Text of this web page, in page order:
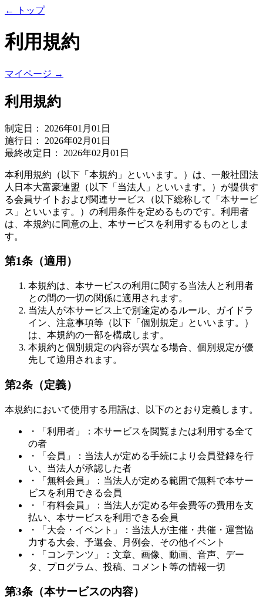
← トップ
利用規約
マイページ →
利用規約
制定日： 2026年01月01日
施行日： 2026年02月01日
最終改定日： 2026年02月01日
本利用規約（以下「本規約」といいます。）は、一般社団法
人日本大富豪連盟（以下「当法人」といいます。）が提供す
る会員サイトおよび関連サービス（以下総称して「本サービ
ス」といいます。）の利用条件を定めるものです。利用者
は、本規約に同意の上、本サービスを利用するものとしま
す。
第1条（適用）
本規約は、本サービスの利用に関する当法人と利用者
との間の一切の関係に適用されます。
当法人が本サービス上で別途定めるルール、ガイドラ
イン、注意事項等（以下「個別規定」といいます。）
は、本規約の一部を構成します。
本規約と個別規定の内容が異なる場合、個別規定が優
先して適用されます。
第2条（定義）
本規約において使用する用語は、以下のとおり定義します。
・「利用者」：本サービスを閲覧または利用する全て
の者
・「会員」：当法人が定める手続により会員登録を行
い、当法人が承認した者
・「無料会員」：当法人が定める範囲で無料で本サー
ビスを利用できる会員
・「有料会員」：当法人が定める年会費等の費用を支
払い、本サービスを利用できる会員
・「大会・イベント」：当法人が主催・共催・運営協
力する大会、予選会、月例会、その他イベント
・「コンテンツ」：文章、画像、動画、音声、デー
タ、プログラム、投稿、コメント等の情報一切
第3条（本サービスの内容）